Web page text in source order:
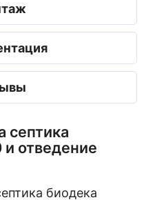
септика
отведение